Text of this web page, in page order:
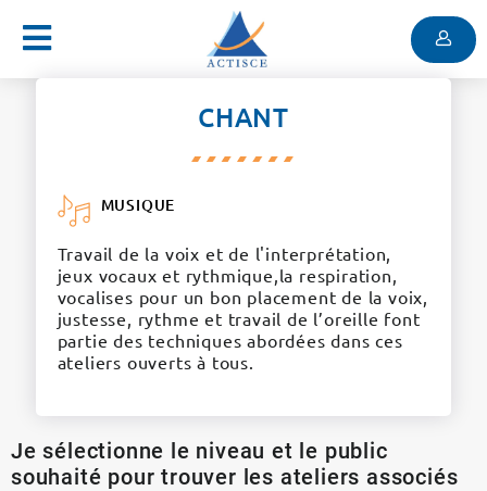
Menu
CHANT
MUSIQUE
Travail de la voix et de l'interprétation,
jeux vocaux et rythmique,la respiration,
vocalises pour un bon placement de la voix,
justesse, rythme et travail de l’oreille font
partie des techniques abordées dans ces
ateliers ouverts à tous.
Je sélectionne le niveau et le public
souhaité pour trouver les ateliers associés